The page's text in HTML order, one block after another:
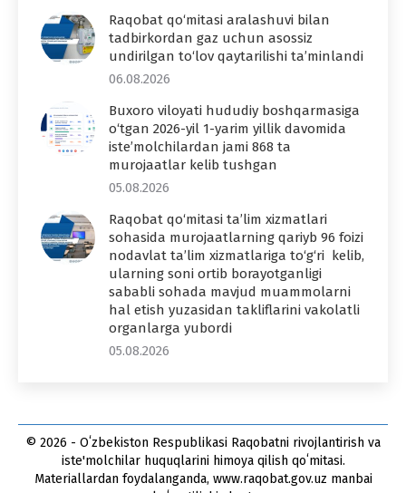
Raqobat qo‘mitasi aralashuvi bilan
tadbirkordan gaz uchun asossiz
undirilgan to‘lov qaytarilishi ta’minlandi
06.08.2026
Buxoro viloyati hududiy boshqarmasiga
o‘tgan 2026-yil 1-yarim yillik davomida
iste’molchilardan jami 868 ta
murojaatlar kelib tushgan
05.08.2026
Raqobat qo‘mitasi ta’lim xizmatlari
sohasida murojaatlarning qariyb 96 foizi
nodavlat ta’lim xizmatlariga to‘g‘ri kelib,
ularning soni ortib borayotganligi
sababli sohada mavjud muammolarni
hal etish yuzasidan takliflarini vakolatli
organlarga yubordi
05.08.2026
© 2026 - Oʻzbekiston Respublikasi Raqobatni rivojlantirish va
iste'molchilar huquqlarini himoya qilish qoʻmitasi.
Materiallardan foydalanganda, www.raqobat.gov.uz manbai